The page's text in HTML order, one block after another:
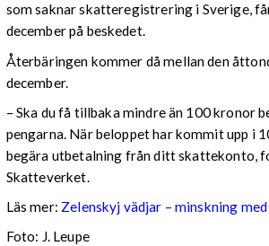
som saknar skatteregistrering i Sverige,
december på beskedet.
Återbäringen kommer då mellan den
december.
– Ska du få tillbaka mindre än 100 kronor
pengarna. När beloppet har kommit upp i
begära utbetalning från ditt skattekonto,
Skatteverket.
Läs mer: Zelenskyj vädjar – minskning
Foto: J. Leupe